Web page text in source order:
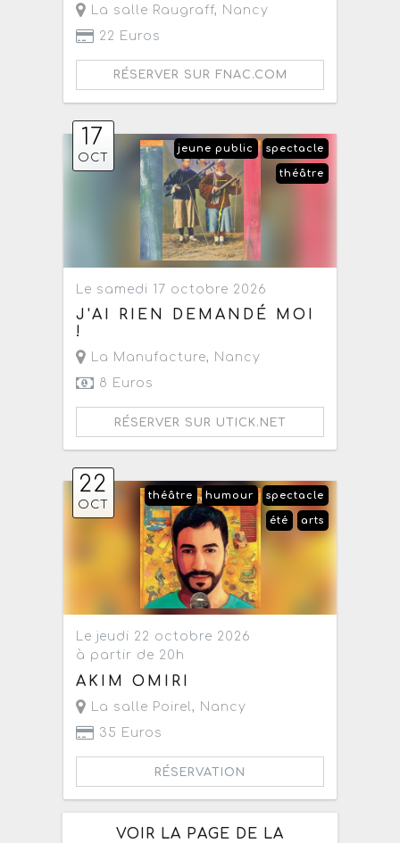
La salle Raugraff, Nancy
22 Euros
RÉSERVER SUR FNAC.COM
17
OCT
spectacle
jeune public
théâtre
Le samedi 17 octobre 2026
J'AI RIEN DEMANDÉ MOI
!
La Manufacture, Nancy
8 Euros
RÉSERVER SUR UTICK.NET
22
OCT
spectacle
humour
théâtre
arts
été
Le jeudi 22 octobre 2026
à partir de 20h
AKIM OMIRI
La salle Poirel , Nancy
35 Euros
RÉSERVATION
VOIR LA PAGE DE LA